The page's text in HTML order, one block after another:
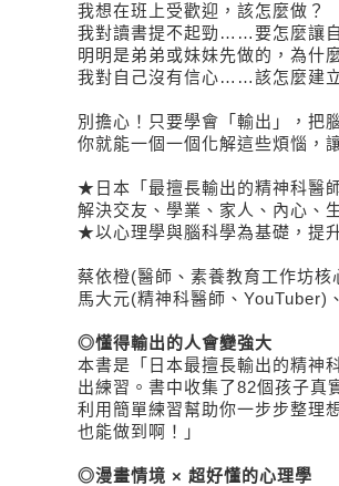
我想在班上受歡迎，該怎麼做？
我對讀書提不起勁……要怎麼讓
明明是弟弟或妹妹先做的，為什
我對自己沒有信心……該怎麼建
別擔心！只要學會「輸出」，把
你就能一個一個化解這些煩惱，
★日本「最擅長輸出的精神科醫
解決交友、學業、家人、內心、
★以心理學與腦科學為基礎，提
蔡依橙(醫師、素養教育工作坊核
馬大元(精神科醫師、
◎懂得輸出的人會變強大
本書是「日本最擅長輸出的精神
出練習。書中收集了82個孩子真
利用簡單練習幫助你一步步整理
也能做到啊！」
◎漫畫情境 × 超好懂的心理學